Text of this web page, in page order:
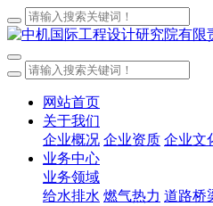
网站首页
关于我们
企业概况 企业资质 企业文
业务中心
业务领域
给水排水 燃气热力 道路桥